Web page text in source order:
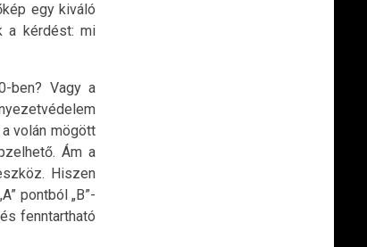
egy kiváló
a kérdést: mi
ben? Vagy a
volán mögött
Ám a
Hiszen
pontból „B”-
fenntartható